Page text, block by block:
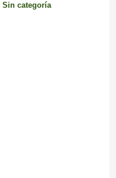
Sin categoría